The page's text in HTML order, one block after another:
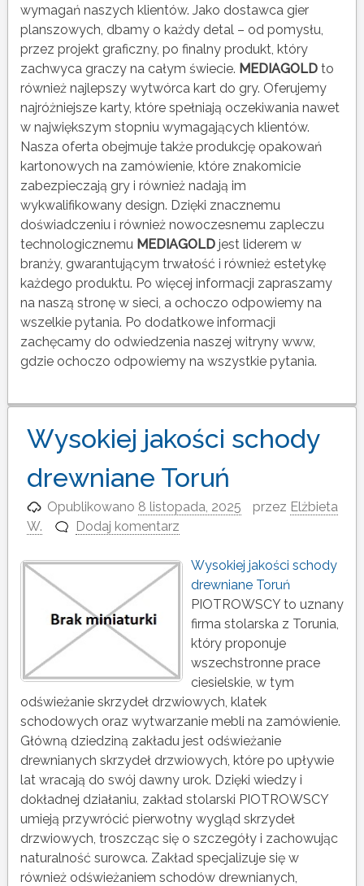
wymagań naszych klientów. Jako dostawca gier
planszowych, dbamy o każdy detal – od pomysłu,
przez projekt graficzny, po finalny produkt, który
zachwyca graczy na całym świecie. MEDIAGOLDto
również najlepszy wytwórca kart do gry. Oferujemy
najróżniejsze karty, które spełniają oczekiwania nawet
w największym stopniu wymagających klientów.
Nasza oferta obejmuje także produkcję opakowań
kartonowych na zamówienie, które znakomicie
zabezpieczają gry i również nadają im
wykwalifikowany design. Dzięki znacznemu
doświadczeniu i również nowoczesnemu zapleczu
technologicznemu MEDIAGOLDjest liderem w
branży, gwarantującym trwałość i również estetykę
każdego produktu. Po więcej informacji zapraszamy
na naszą stronę w sieci, a ochoczo odpowiemy na
wszelkie pytania. Po dodatkowe informacji
zachęcamy do odwiedzenia naszej witryny www,
gdzie ochoczo odpowiemy na wszystkie pytania.
Wysokiej jakości schody
drewniane Toruń
Opublikowano 8 listopada, 2025 przez Elżbieta
W.
Dodaj komentarz
Wysokiej jakości schody
drewniane Toruń
PIOTROWSCY to uznany
firma stolarska z Torunia,
który proponuje
wszechstronne prace
ciesielskie, w tym
odświeżanie skrzydeł drzwiowych, klatek
schodowych oraz wytwarzanie mebli na zamówienie.
Główną dziedziną zakładu jest odświeżanie
drewnianych skrzydeł drzwiowych, które po upływie
lat wracają do swój dawny urok. Dzięki wiedzy i
dokładnej działaniu, zakład stolarski PIOTROWSCY
umieją przywrócić pierwotny wygląd skrzydeł
drzwiowych, troszcząc się o szczegóły i zachowując
naturalność surowca. Zakład specjalizuje się w
również odświeżaniem schodów drewnianych,